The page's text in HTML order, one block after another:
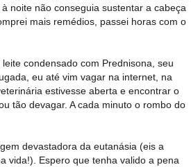
noite não conseguia sustentar a cabeça
mais remédios, passei horas com o
condensado com Prednisona, seu
eu até vim vagar na internet, na
estivesse aberta e encontrar o
tão devagar. A cada minuto o rombo do
devastadora da eutanásia (eis a
vida!). Espero que tenha valido a pena